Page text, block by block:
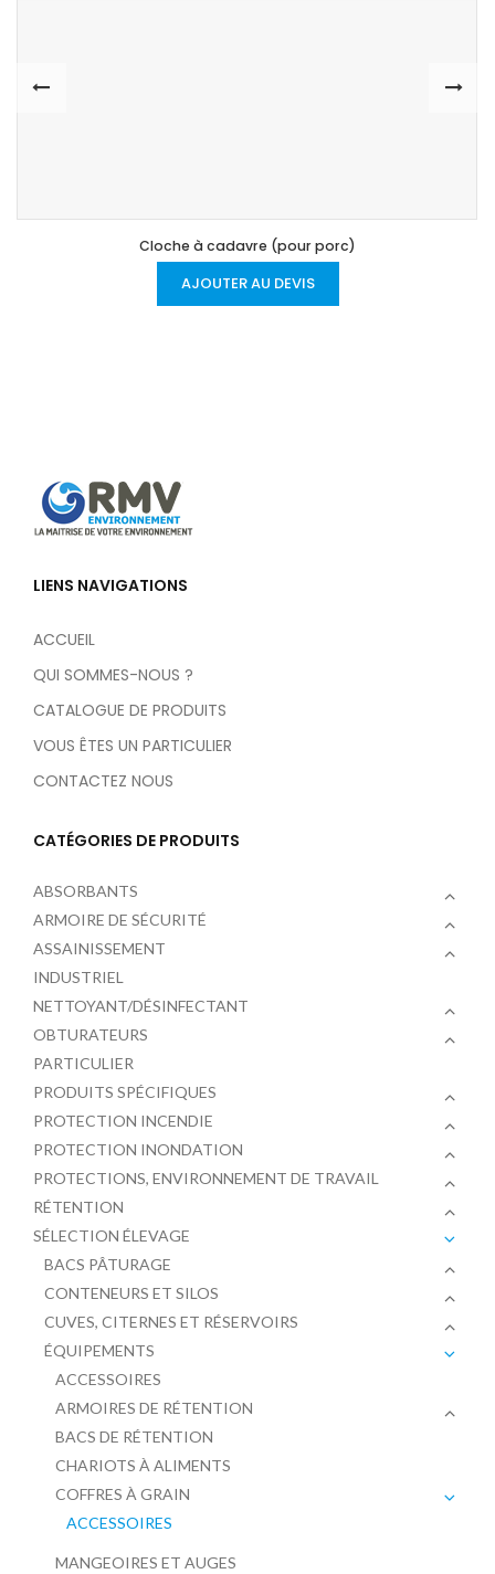
Cloche à cadavre (pour porc)
AJOUTER AU DEVIS
LIENS NAVIGATIONS
ACCUEIL
QUI SOMMES-NOUS ?
CATALOGUE DE PRODUITS
VOUS ÊTES UN PARTICULIER
CONTACTEZ NOUS
CATÉGORIES DE PRODUITS
ABSORBANTS
ARMOIRE DE SÉCURITÉ
ASSAINISSEMENT
INDUSTRIEL
NETTOYANT/DÉSINFECTANT
OBTURATEURS
PARTICULIER
PRODUITS SPÉCIFIQUES
PROTECTION INCENDIE
PROTECTION INONDATION
PROTECTIONS, ENVIRONNEMENT DE TRAVAIL
RÉTENTION
SÉLECTION ÉLEVAGE
BACS PÂTURAGE
CONTENEURS ET SILOS
CUVES, CITERNES ET RÉSERVOIRS
ÉQUIPEMENTS
ACCESSOIRES
ARMOIRES DE RÉTENTION
BACS DE RÉTENTION
CHARIOTS À ALIMENTS
COFFRES À GRAIN
ACCESSOIRES
MANGEOIRES ET AUGES